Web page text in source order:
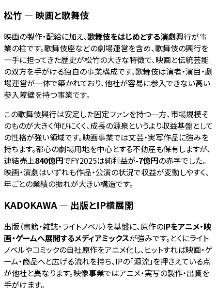
松竹 — 映画と歌舞伎
映画の製作・配給に加え、歌舞伎をはじめとする演劇興行が事
業の柱です。歌舞伎座などの劇場運営を含め、歌舞伎の興行を
一手に担ってきた歴史が松竹の大きな特徴で、映画と伝統芸能
の双方を手がける独自の事業構成です。歌舞伎は演者・演目・劇
場運営が一体で築かれており、他社が容易に参入できない高い
参入障壁を持つ事業です。
この歌舞伎興行は安定した固定ファンを持つ一方、市場規模そ
のものが大きく伸びにくく、成長の源泉というより収益基盤として
の性格が強い領域です。映画事業では文芸・実写作品に強みを
持ちます。都心の劇場用地を中心とする不動産も保有しますが、
連結売上840億円でFY2025は純利益が-7億円の赤字でした。
映画・演劇はいずれも作品・公演の状況で収益が変動しやすく、
年ごとの業績の振れが大きい構造です。
KADOKAWA — 出版とIP横展開
出版（書籍・雑誌・ライトノベル）を基盤に、原作のIPをアニメ・映
画・ゲームへ展開するメディアミックスが強みです。とくにライト
ノベルやコミックの自社原作をアニメ化し、ヒットすれば映画・ゲ
ーム・商品へと広げる流れを持ち、IPの「源流」を押さえている点
が他社と異なります。映像事業ではアニメ・実写の製作・出資を
手がけます。